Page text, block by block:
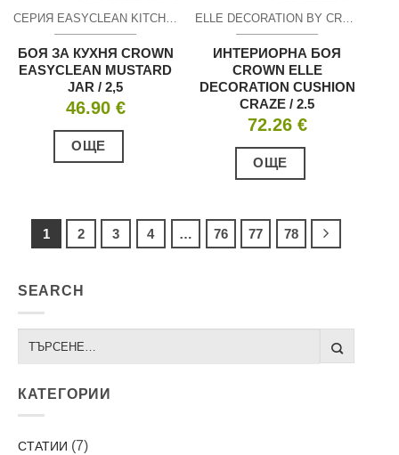
СЕРИЯ EASYCLEAN KITCHEN ПОЧИСТВАЩ СЕ МАТ
БОЯ ЗА КУХНЯ CROWN
EASYCLEAN MUSTARD
JAR / 2,5
46.90 €
ОЩЕ
ELLE DECORATION BY CROWN–ИНТЕРИОРНА ЛУКСОЗНА БОЯ
ИНТЕРИОРНА БОЯ
CROWN ELLE
DECORATION CUSHION
CRAZE / 2.5
72.26 €
ОЩЕ
1 2 3 4 … 76 77 78
SEARCH
КАТЕГОРИИ
СТАТИИ (7)